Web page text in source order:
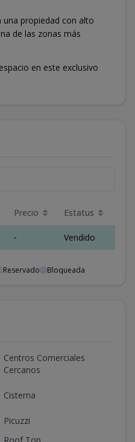
una propiedad con alto
de las zonas más
en este exclusivo
Precio Estatus
- Vendido
Reservado Bloqueada
Centros Comerciales
Cercanos
Cisterna
Picuzzi
Roof Top